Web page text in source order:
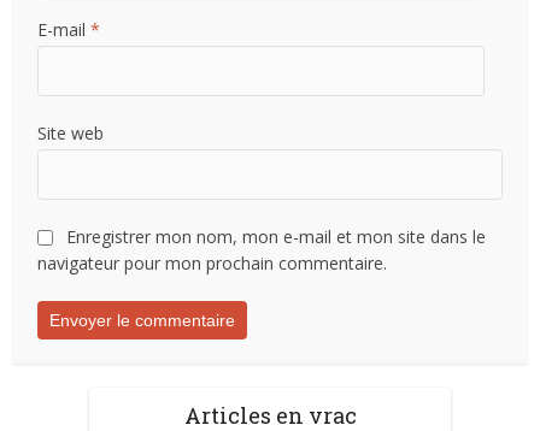
E-mail*
Site web
Enregistrer mon nom, mon e-mail et mon site dans le
navigateur pour mon prochain commentaire.
Articles en vrac